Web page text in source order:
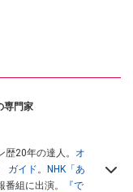
専門家
20年の達人。 オ
ガイド。
NHK「あ
番組に出演。
『で